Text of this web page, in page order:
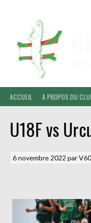
ACCUEIL A PROPOS DU
U18F vs
6 novembre 2022 par